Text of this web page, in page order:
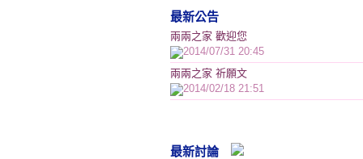
最新公告
兩兩之家 歡迎您
2014/07/31 20:45
兩兩之家 祈願文
2014/02/18 21:51
最新討論